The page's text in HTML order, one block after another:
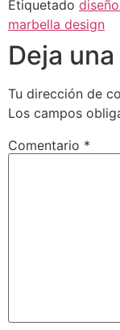
Etiquetado
marbella design
Deja
Tu dirección de
Los campos
Comentario *